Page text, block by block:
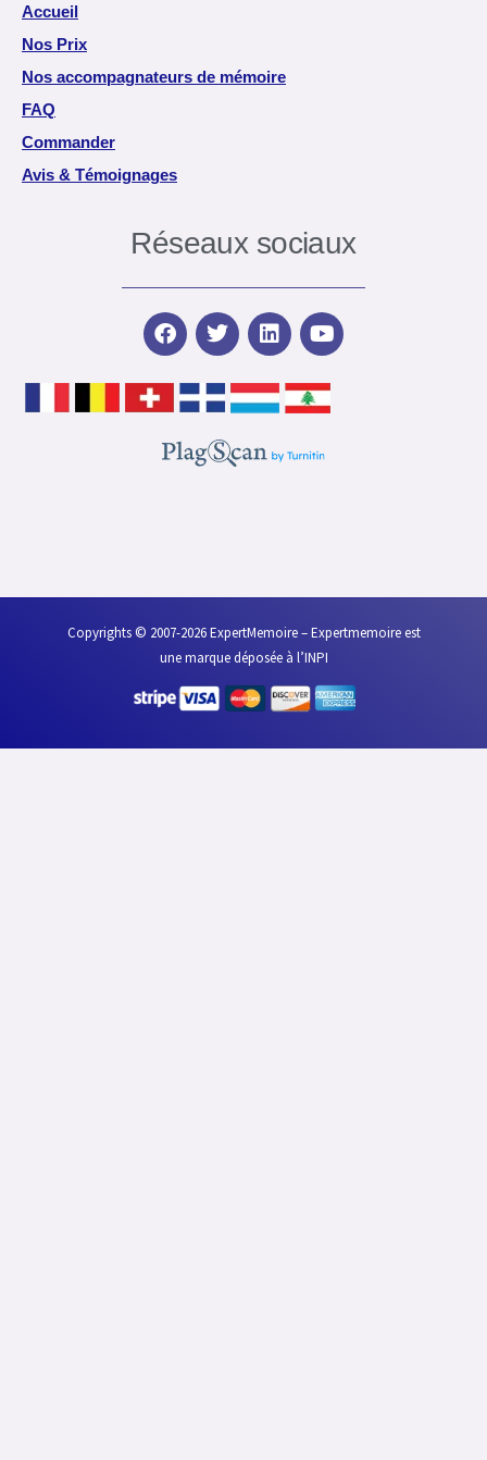
Accueil
Nos Prix
Nos accompagnateurs de mémoire
FAQ
Commander
Avis & Témoignages
Réseaux sociaux
F
a
e
b
o
T
w
t
t
r
L
i
k
e
i
Y
o
t
u
e
Copyrights © 2007-2026 ExpertMemoire – Expertmemoire est
une marque déposée à l’INPI